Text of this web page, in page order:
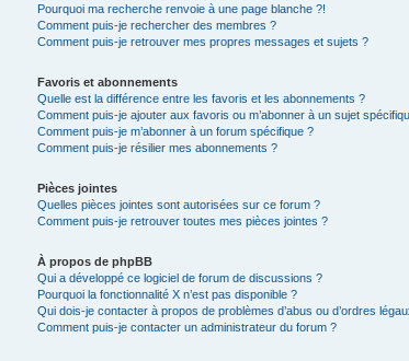
Pourquoi ma recherche renvoie à une page blanche ?!
Comment puis-je rechercher des membres ?
Comment puis-je retrouver mes propres messages et sujets ?
Favoris et abonnements
Quelle est la différence entre les favoris et les abonnements ?
Comment puis-je ajouter aux favoris ou m’abonner à un sujet
Comment puis-je m’abonner à un forum spécifique ?
Comment puis-je résilier mes abonnements ?
Pièces jointes
Quelles pièces jointes sont autorisées sur ce forum ?
Comment puis-je retrouver toutes mes pièces jointes ?
À propos de phpBB
Qui a développé ce logiciel de forum de discussions ?
Pourquoi la fonctionnalité X n’est pas disponible ?
Qui dois-je contacter à propos de problèmes d’abus ou d’ordres
Comment puis-je contacter un administrateur du forum ?